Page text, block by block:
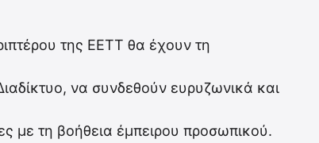
της ΕΕΤΤ θα έχουν τη
να συνδεθούν ευρυζωνικά και
με τη βοήθεια έμπειρου προσωπικού.